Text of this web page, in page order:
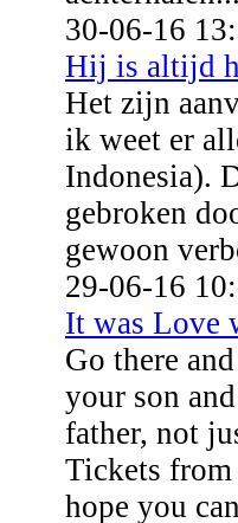
30-06-16
Hij is altijd
Het zijn
ik weet er
Indonesia).
gebroken
gewoon
29-06-16
It was Love
Go there
your son
father, not
Tickets from
hope you